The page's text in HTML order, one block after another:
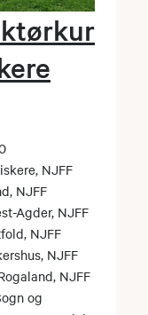
NJFF
NJFF
Agder, NJFF
NJFF
NJFF
NJFF
og